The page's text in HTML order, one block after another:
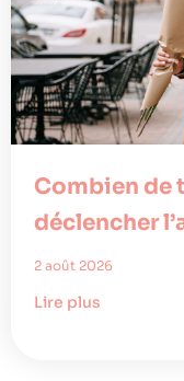
Combien de
déclencher
2 août 2026
Lire plus